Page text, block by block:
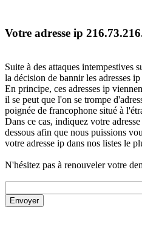
Votre adresse ip
Suite à des attaques intempestives
la décision de bannir les adresses ip
En principe, ces adresses ip
il se peut que l'on se trompe
poignée de francophone situé à
Dans ce cas, indiquez votre
dessous afin que nous puissions
votre adresse ip dans nos listes le
N'hésitez pas à renouveler votre